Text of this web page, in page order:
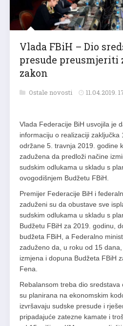
Vlada FBiH – Dio
presude preusmjeriti
zakon
Ostale novosti 11.04.2019.
Vlada Federacije BiH usvojila je
informaciju o realizaciji zaključka
održane 5. travnja 2019. godine
zadužena da predloži načine
sudskim odlukama u skladu s
ovogodišnjem Budžetu FBiH.
Premijer Federacije BiH i
zaduženi su da obustave sve
sudskim odlukama u skladu s
Budžetu FBiH za 2019. godinu,
budžeta FBiH, a Federalno
zaduženo da, u roku od 15
izmjena i dopuna Budžeta FBiH
Fena.
Rebalansom treba dio sredstava
su planirana na ekonomskim
izvršavaju sudske presude i
pripadajuće zatezne kamate i